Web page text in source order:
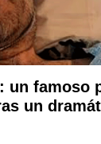
un famoso
un